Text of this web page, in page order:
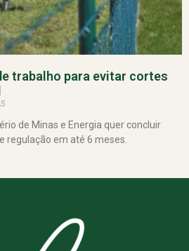
trabalho para evitar cortes
de Minas e Energia quer concluir
regulação em até 6 meses.